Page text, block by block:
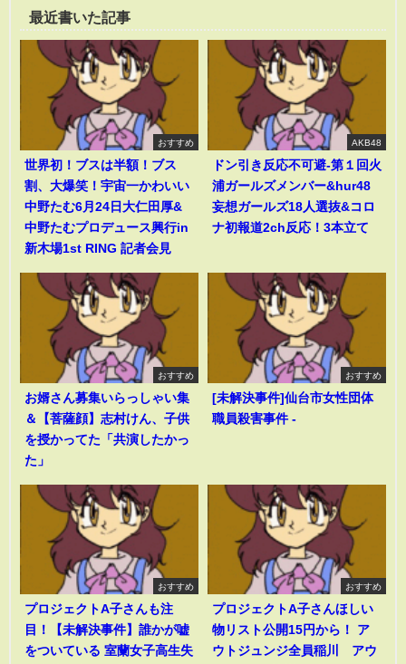
最近書いた記事
おすすめ
世界初！ブスは半額！ブス
割、大爆笑！宇宙一かわいい
中野たむ6月24日大仁田厚&
中野たむプロデュース興行in
新木場1st RING 記者会見
AKB48
ドン引き反応不可避-第１回火
浦ガールズメンバー&hur48
妄想ガールズ18人選抜&コロ
ナ初報道2ch反応！3本立て
おすすめ
お婿さん募集いらっしゃい集
＆【菩薩顔】志村けん、子供
を授かってた「共演したかっ
た」
おすすめ
[未解決事件]仙台市女性団体
職員殺害事件 -
おすすめ
プロジェクトA子さんも注
目！【未解決事件】誰かが嘘
をついている 室蘭女子高生失
おすすめ
プロジェクトA子さんほしい
物リスト公開15円から！ ア
ウトジュンジ全員稲川 アウ